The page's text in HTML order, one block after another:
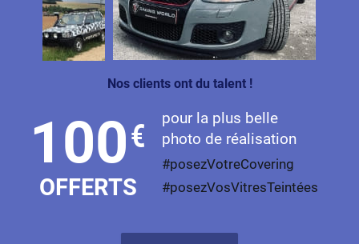
Nos clients ont du talent !
100€
OFFERTS
pour la plus belle
photo de réalisation
#posezVotreCovering
#posezVosVitresTeintées